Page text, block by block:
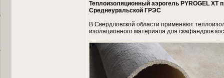
Теплоизоляционный аэрогель PYROGEL
Среднеуральской ГРЭС
В Свердловской области применяют
изоляционного материала для скафандров